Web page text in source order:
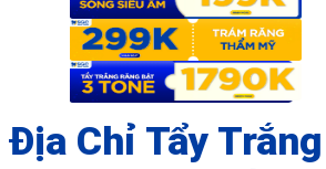
Địa Chỉ Tẩy